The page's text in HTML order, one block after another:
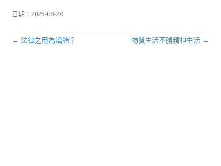
日期： 2025-08-28
文章導航列
← 法律之用為矯錯？ 物質生活不勝精神生活 →